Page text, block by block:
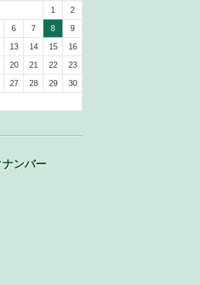
1
2
6 7 8
9
13 14 15
16
20 21 22
23
27 28 29
30
ンバー